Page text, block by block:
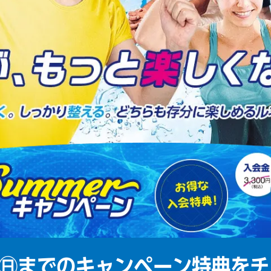
までのキャンペーン特典を